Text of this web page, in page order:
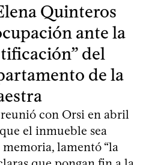
Quinteros
ante la
del
de la
con Orsi en abril
el inmueble sea
lamentó “la